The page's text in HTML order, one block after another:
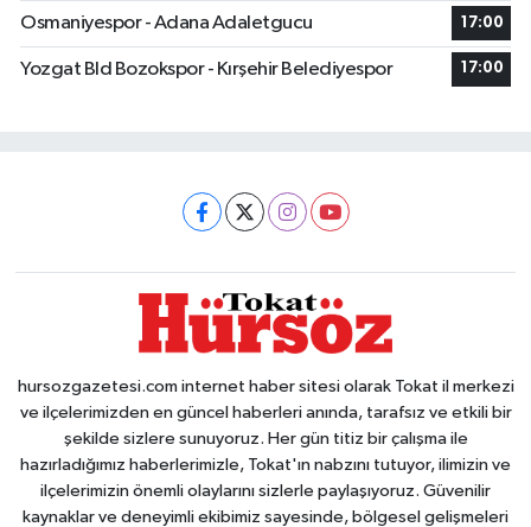
Osmaniyespor - Adana Adaletgucu 17:00
Yozgat Bld Bozokspor - Kırşehir Belediyespor 17:00
hursozgazetesi.com internet haber sitesi olarak Tokat il merkezi
ve ilçelerimizden en güncel haberleri anında, tarafsız ve etkili bir
şekilde sizlere sunuyoruz. Her gün titiz bir çalışma ile
hazırladığımız haberlerimizle, Tokat'ın nabzını tutuyor, ilimizin ve
ilçelerimizin önemli olaylarını sizlerle paylaşıyoruz. Güvenilir
kaynaklar ve deneyimli ekibimiz sayesinde, bölgesel gelişmeleri